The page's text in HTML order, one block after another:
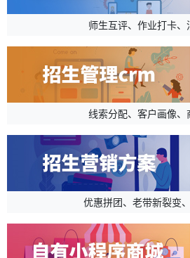
师生互评、作业打卡、
线索分配、客户画像、
优惠拼团、老带新裂变